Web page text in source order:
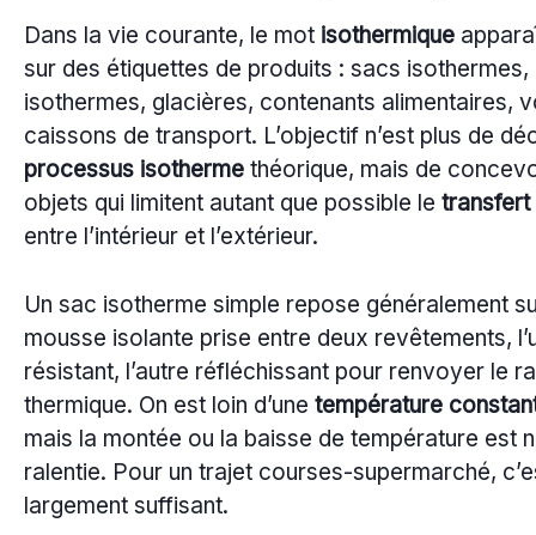
Dans la vie courante, le mot isothermique
sur des étiquettes de produits : sacs isothermes,
isothermes, glacières, contenants alimentaires,
caissons de transport. L’objectif n’est plus de
processus isotherme théorique, mais de
objets qui limitent autant que possible le transfert
entre l’intérieur et l’extérieur.
Un sac isotherme simple repose généralement
mousse isolante prise entre deux revêtements,
résistant, l’autre réfléchissant pour renvoyer le
thermique. On est loin d’une température
mais la montée ou la baisse de température est
ralentie. Pour un trajet courses-supermarché,
largement suffisant.